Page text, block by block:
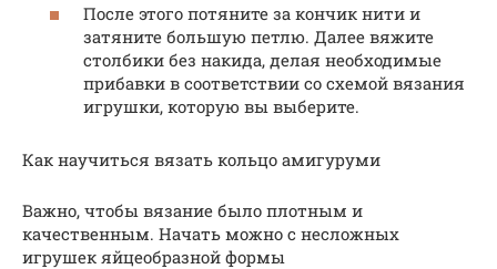
После этого потяните за кончик нити и
затяните большую петлю. Далее вяжите
столбики без накида, делая необходимые
прибавки в соответствии со схемой вязания
игрушки, которую вы выберите.
Как научиться вязать кольцо амигуруми
Важно, чтобы вязание было плотным и
качественным. Начать можно с несложных
игрушек яйцеобразной формы